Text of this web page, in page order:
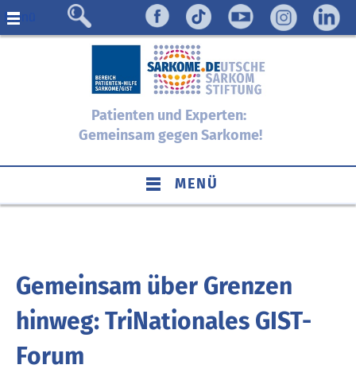
Menü
Patienten und Experten:
Gemeinsam gegen Sarkome!
MENÜ
Gemeinsam über Grenzen
hinweg: TriNationales GIST-
Forum